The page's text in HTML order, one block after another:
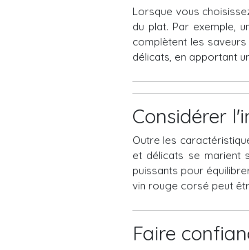
Lorsque vous
du plat. Par exemple,
complètent les
délicats, en apportant
Considérer
Outre les
et délicats se marient
puissants pour
vin rouge corsé peut
Faire